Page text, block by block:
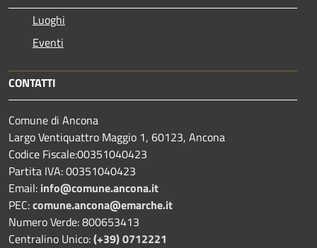
Luoghi
Eventi
CONTATTI
Comune di Ancona
Largo Ventiquattro Maggio 1, 60123, Ancona
Codice Fiscale:00351040423
Partita IVA: 00351040423
Email: info@comune.ancona.it
PEC:comune.ancona@emarche.it
Numero Verde: 800653413
Centralino Unico:(+39) 0712221